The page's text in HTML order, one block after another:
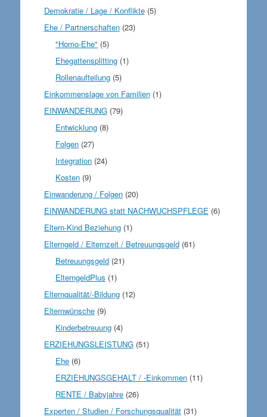
Demokratie / Lage / Konflikte(5)
Ehe / Partnerschaften(23)
"Homo-Ehe" (5)
Ehegattensplitting (1)
Rollenaufteilung (5)
Einkommenslage von Familien(1)
EINWANDERUNG(79)
Entwicklung (8)
Folgen (27)
Integration (24)
Kosten (9)
Einwanderung / Folgen(20)
EINWANDERUNG statt NACHWUCHSPFLEGE (6)
Eltern-Kind Beziehung(1)
Elterngeld / Elternzeit / Betreuungsgeld(61)
Betreuungsgeld (21)
ElterngeldPlus (1)
Elternqualität/-Bildung(12)
Elternwünsche(9)
Kinderbetreuung (4)
ERZIEHUNGSLEISTUNG(51)
Ehe (6)
ERZIEHUNGSGEHALT / -Einkommen (11)
RENTE / Babyjahre (26)
Experten / Studien / Forschungsqualität(31)